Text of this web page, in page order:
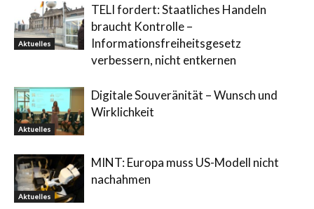
Aktuelles
TELI fordert: Staatliches Handeln
braucht Kontrolle –
Informationsfreiheitsgesetz
verbessern, nicht entkernen
Aktuelles
Digitale Souveränität – Wunsch und
Wirklichkeit
Aktuelles
MINT: Europa muss US-Modell nicht
nachahmen